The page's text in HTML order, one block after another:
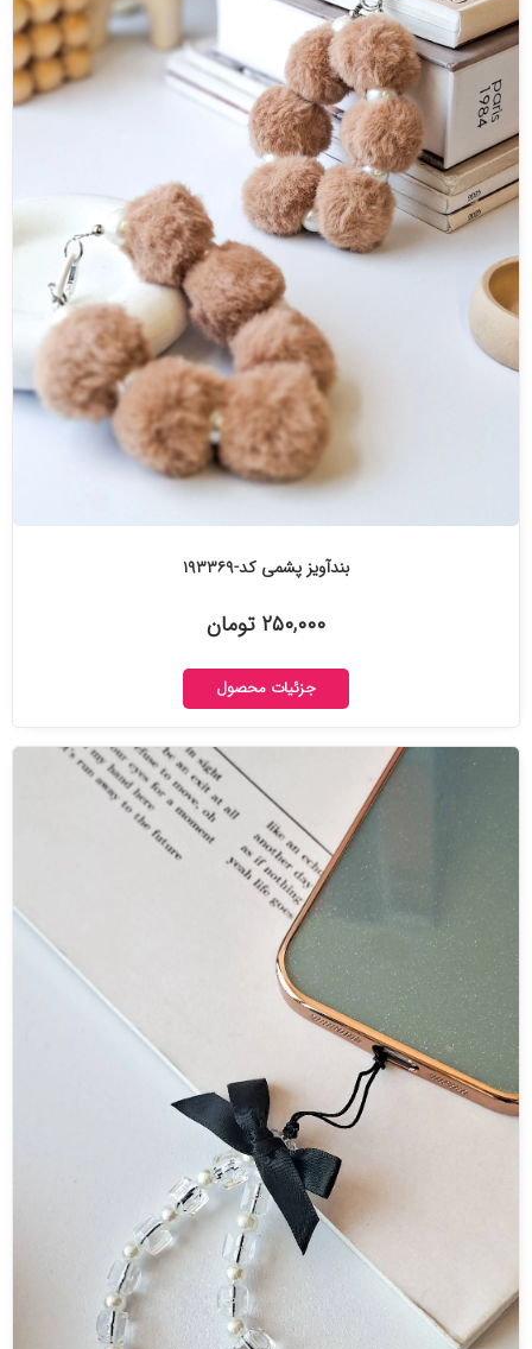
بندآویز پشمی کد-۱۹۳۳۶۹
۲۵۰,۰۰۰ تومان
جزئیات محصول